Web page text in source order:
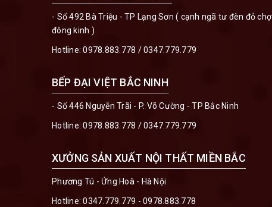
- Số 492 Bà Triệu - TP Lạng Sơn ( cạnh ngã tư đèn đỏ chợ
đông kinh )
Hotline:0978.883.778 /0347.779.779
BẾP ĐẠI VIỆT BẮC NINH
- Số 446 Nguyễn Trãi - P. Võ Cường - TP Bắc Ninh
Hotline:0978.883.778 /0347.779.779
XƯỞNG SẢN XUẤT NỘI THẤT MIỀN BẮC
Phương Tú - Ứng Hoà - Hà Nội
Hotline:0347.779.779 - 0978.883.778